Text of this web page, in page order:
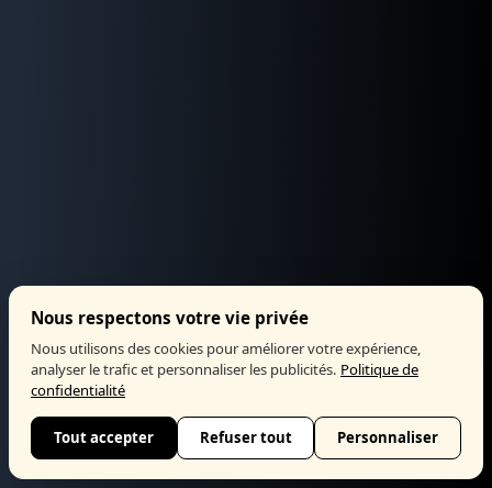
Nous respectons votre vie privée
Nous utilisons des cookies pour améliorer votre expérience,
analyser le trafic et personnaliser les publicités. Politique de
confidentialité
Tout accepter Refuser tout Personnaliser